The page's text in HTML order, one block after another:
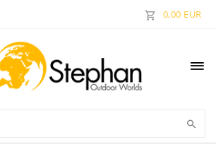
0,00 EUR